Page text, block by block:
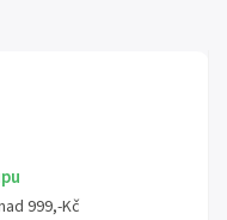
999,-Kč